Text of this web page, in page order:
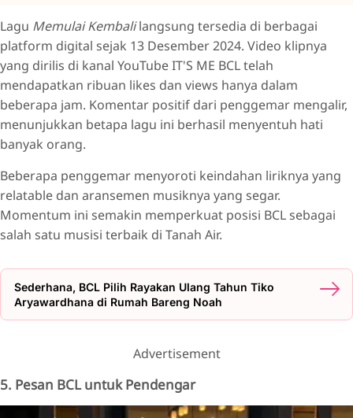
Lagu Memulai Kembalilangsung tersedia di berbagai
platform digital sejak 13 Desember 2024. Video klipnya
yang dirilis di kanal YouTube IT'S ME BCL telah
mendapatkan ribuan likes dan views hanya dalam
beberapa jam. Komentar positif dari penggemar mengalir,
menunjukkan betapa lagu ini berhasil menyentuh hati
banyak orang.
Beberapa penggemar menyoroti keindahan liriknya yang
relatable dan aransemen musiknya yang segar.
Momentum ini semakin memperkuat posisi BCL sebagai
salah satu musisi terbaik di Tanah Air.
Sederhana, BCL Pilih Rayakan Ulang Tahun Tiko
Aryawardhana di Rumah Bareng Noah
Advertisement
5. Pesan BCL untuk Pendengar